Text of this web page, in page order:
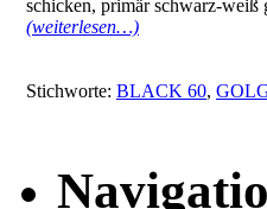
schicken, primär schwarz-weiß
(weiterlesen…)
Stichworte: BLACK 60,